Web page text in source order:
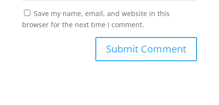
Save my name, email, and website in this
browser for the next time I comment.